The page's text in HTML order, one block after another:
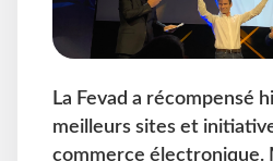
La Fevad a récompensé
meilleurs sites et
commerce